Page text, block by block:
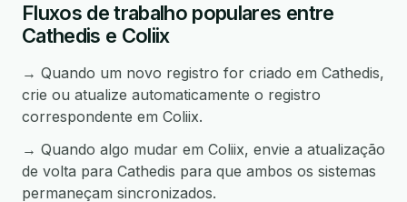
Fluxos de trabalho populares entre
Cathedis e Coliix
→ Quando um novo registro for criado em Cathedis,
crie ou atualize automaticamente o registro
correspondente em Coliix.
→ Quando algo mudar em Coliix, envie a atualização
de volta para Cathedis para que ambos os sistemas
permaneçam sincronizados.